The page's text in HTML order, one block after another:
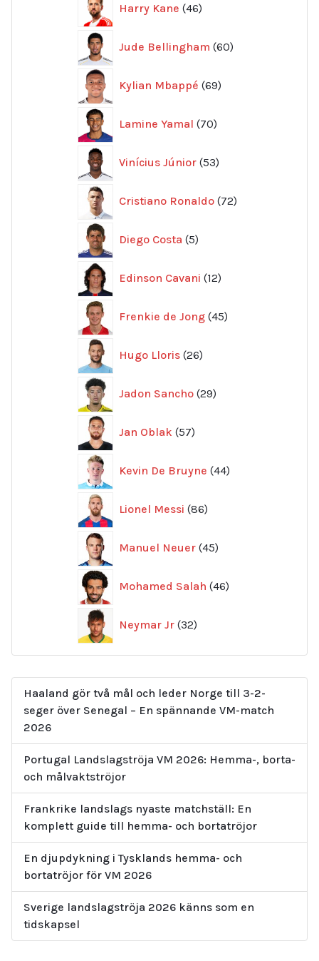
Harry Kane 46
produkter
Jude Bellingham 60
produkter
Kylian Mbappé 69
produkter
Lamine Yamal 70
produkter
Vinícius Júnior 53
produkter
Cristiano Ronaldo 72
produkter
Diego Costa 5
produkter
Edinson Cavani 12
produkter
Frenkie de Jong 45
produkter
Hugo Lloris 26
produkter
Jadon Sancho 29
produkter
Jan Oblak 57
produkter
Kevin De Bruyne 44
produkter
Lionel Messi 86
produkter
Manuel Neuer 45
produkter
Mohamed Salah 46
produkter
Neymar Jr 32
produkter
Haaland gör två mål och leder Norge till 3-2-
seger över Senegal – En spännande VM-match
2026
Portugal Landslagströja VM 2026: Hemma-, borta-
och målvaktströjor
Frankrike landslags nyaste matchställ: En
komplett guide till hemma- och bortatröjor
En djupdykning i Tysklands hemma- och
bortatröjor för VM 2026
Sverige landslagströja 2026 känns som en
tidskapsel